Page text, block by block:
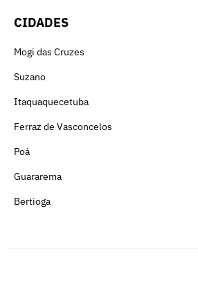
CIDADES
Mogi das Cruzes
Suzano
Itaquaquecetuba
Ferraz de Vasconcelos
Poá
Guararema
Bertioga